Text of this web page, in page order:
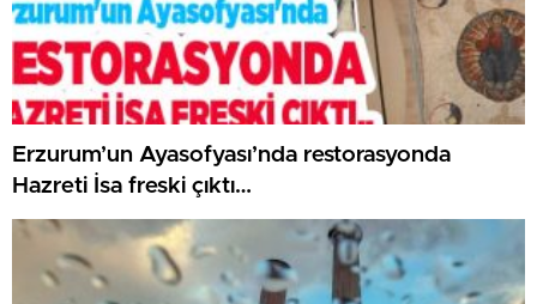
Erzurum’un Ayasofyası’nda restorasyonda
Hazreti İsa freski çıktı…